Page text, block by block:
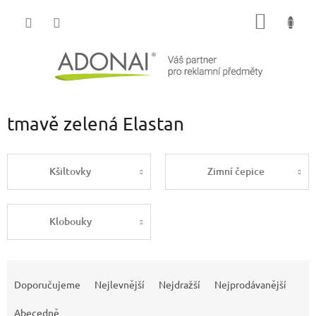
tmavě zelená Elastan
Kšiltovky Zimní čepice
Klobouky
Doporučujeme Nejlevnější Nejdražší Nejprodávanější
Abecedně